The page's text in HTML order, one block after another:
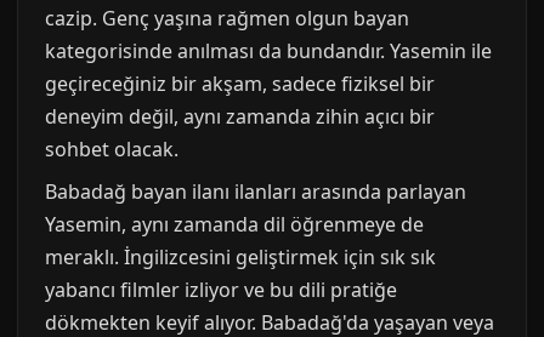
cazip. Genç yaşına rağmen olgun bayan
kategorisinde anılması da bundandır. Yasemin ile
geçireceğiniz bir akşam, sadece fiziksel bir
deneyim değil, aynı zamanda zihin açıcı bir
sohbet olacak.
Babadağ bayan ilanı ilanları arasında parlayan
Yasemin, aynı zamanda dil öğrenmeye de
meraklı. İngilizcesini geliştirmek için sık sık
yabancı filmler izliyor ve bu dili pratiğe
dökmekten keyif alıyor. Babadağ'da yaşayan veya